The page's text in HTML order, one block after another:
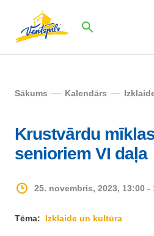
Sākums Kalendārs
Krustvārdu
senioriem VI daļa
25. novembris, 2023, 13:00 -
Tēma: Izklaide un kultūra